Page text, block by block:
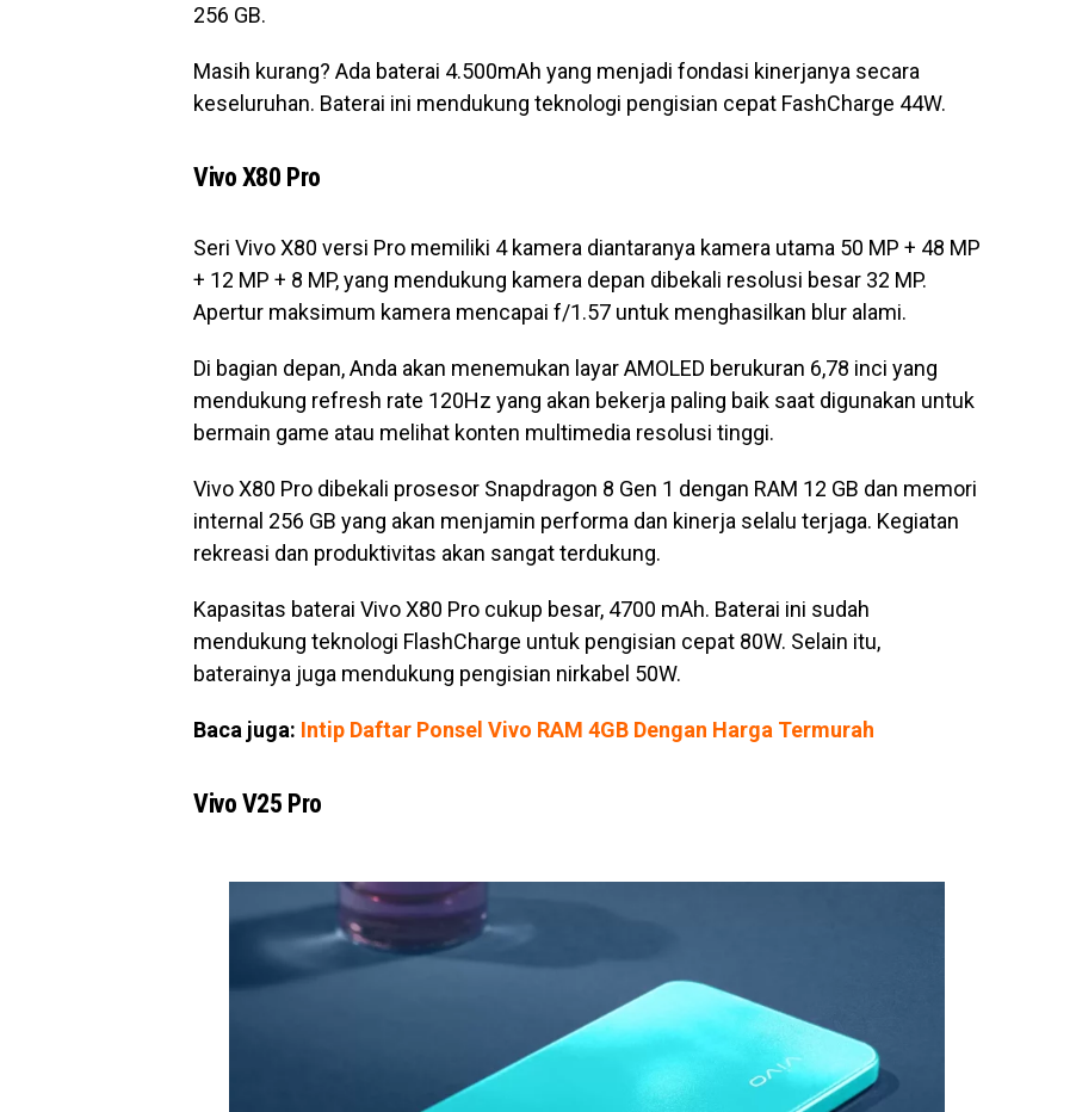
256 GB.
Masih kurang? Ada baterai 4.500mAh yang menjadi fondasi kinerjanya secara
keseluruhan. Baterai ini mendukung teknologi pengisian cepat FashCharge 44W.
Vivo X80 Pro
Seri Vivo X80 versi Pro memiliki 4 kamera diantaranya kamera utama 50 MP + 48 MP
+ 12 MP + 8 MP, yang mendukung kamera depan dibekali resolusi besar 32 MP.
Apertur maksimum kamera mencapai f/1.57 untuk menghasilkan blur alami.
Di bagian depan, Anda akan menemukan layar AMOLED berukuran 6,78 inci yang
mendukung refresh rate 120Hz yang akan bekerja paling baik saat digunakan untuk
bermain game atau melihat konten multimedia resolusi tinggi.
Vivo X80 Pro dibekali prosesor Snapdragon 8 Gen 1 dengan RAM 12 GB dan memori
internal 256 GB yang akan menjamin performa dan kinerja selalu terjaga. Kegiatan
rekreasi dan produktivitas akan sangat terdukung.
Kapasitas baterai Vivo X80 Pro cukup besar, 4700 mAh. Baterai ini sudah
mendukung teknologi FlashCharge untuk pengisian cepat 80W. Selain itu,
baterainya juga mendukung pengisian nirkabel 50W.
Baca juga: Intip Daftar Ponsel Vivo RAM 4GB Dengan Harga Termurah
Vivo V25 Pro